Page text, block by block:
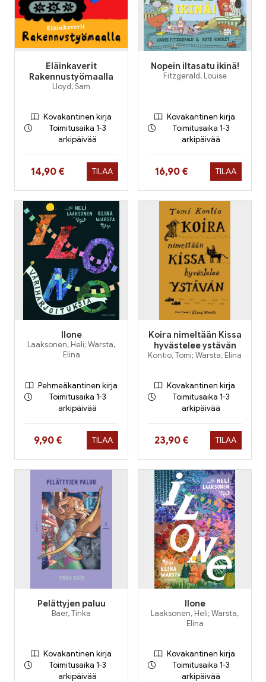
Eläinkaverit
Rakennustyömaalla
Lloyd, Sam
Kovakantinen kirja
Toimitusaika 1-3
arkipäivää
Hinta nyt
14,90 € TILAA
Nopein iltasatu ikinä!
Fitzgerald, Louise
Kovakantinen kirja
Toimitusaika 1-3
arkipäivää
Hinta nyt
16,90 € TILAA
Ilone
Laaksonen, Heli; Warsta,
Elina
Pehmeäkantinen kirja
Toimitusaika 1-3
arkipäivää
Hinta nyt
9,90 € TILAA
Koira nimeltään Kissa
hyvästelee ystävän
Kontio, Tomi; Warsta, Elina
Kovakantinen kirja
Toimitusaika 1-3
arkipäivää
Hinta nyt
23,90 € TILAA
Pelättyjen paluu
Baer, Tinka
Kovakantinen kirja
Toimitusaika 1-3
arkipäivää
Ilone
Laaksonen, Heli; Warsta,
Elina
Kovakantinen kirja
Toimitusaika 1-3
arkipäivää